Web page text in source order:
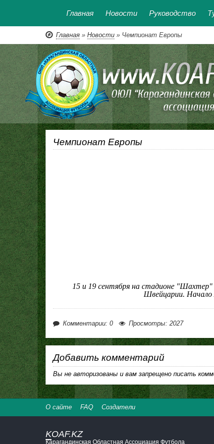
Главная Новости Руководство
Главная » Новости » Чемпионат Европы
Чемпионат Европы
15 и 19 сентября на стадионе
Швейцарии. Начало
Комментарии: 0 Просмотры: 2027
Добавить комментарий
Вы не авторизованы и вам запрещено писать
О сайте FAQ Создатели
KOAF.KZ
Карагандинская Областная Ассоциация Футбола